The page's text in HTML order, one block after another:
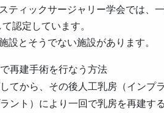
ィックサージャリー学会では、
認定しています。
とそうでない施設があります。
再建手術を行なう方法
てから、その後人工乳房（インプ
ント）により一回で乳房を再建す